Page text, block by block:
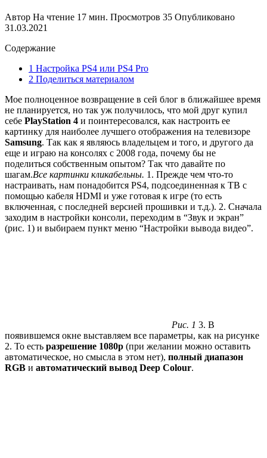
Автор На чтение 17 мин. Просмотров 35 Опубликовано
31.03.2021
Содержание
1 Настройка PS4 или PS4 Pro
2 Поделиться материалом
Мое полноценное возвращение в сей блог в ближайшее время
не планируется, но так уж получилось, что мой друг купил
себе PlayStation 4 и поинтересовался, как настроить ее
картинку для наиболее лучшего отображения на телевизоре
Samsung. Так как я являюсь владельцем и того, и другого да
еще и играю на консолях с 2008 года, почему бы не
поделиться собственным опытом? Так что давайте по
шагам.Все картинки кликабельны. 1. Прежде чем что-то
настраивать, нам понадобится PS4, подсоединенная к ТВ с
помощью кабеля HDMI и уже готовая к игре (то есть
включенная, с последней версией прошивки и т.д.). 2. Сначала
заходим в настройки консоли, переходим в “Звук и экран”
(рис. 1) и выбираем пункт меню “Настройки вывода видео”.
Рис. 1 3. В
появившемся окне выставляем все параметры, как на рисунке
2. То есть разрешение 1080р (при желании можно оставить
автоматическое, но смысла в этом нет), полный диапазон
RGB и автоматический вывод Deep Colour.